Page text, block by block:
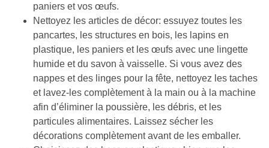
paniers et vos œufs.
Nettoyez les articles de décor: essuyez toutes les
pancartes, les structures en bois, les lapins en
plastique, les paniers et les œufs avec une lingette
humide et du savon à vaisselle. Si vous avez des
nappes et des linges pour la fête, nettoyez les taches
et lavez-les complètement à la main ou à la machine
afin d’éliminer la poussière, les débris, et les
particules alimentaires. Laissez sécher les
décorations complètement avant de les emballer.